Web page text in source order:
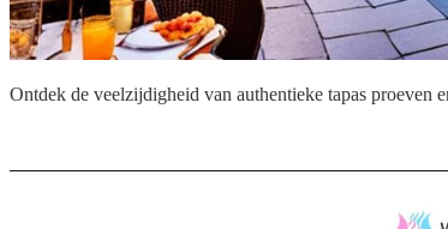
Ontdek de veelzijdigheid van authentieke tapas proeven